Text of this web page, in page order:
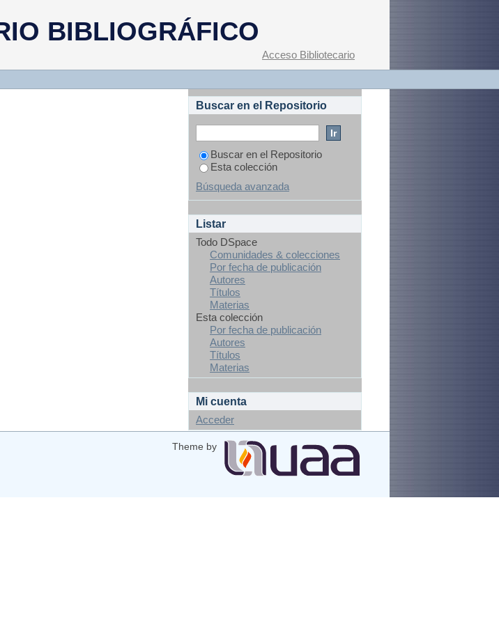
BIBLIOGRÁFICO
Acceso Bibliotecario
Buscar en el Repositorio
Buscar en el Repositorio
Esta colección
Búsqueda avanzada
Listar
Todo DSpace
Comunidades & colecciones
Por fecha de publicación
Autores
Títulos
Materias
Esta colección
Por fecha de publicación
Autores
Títulos
Materias
Mi cuenta
Acceder
Theme by